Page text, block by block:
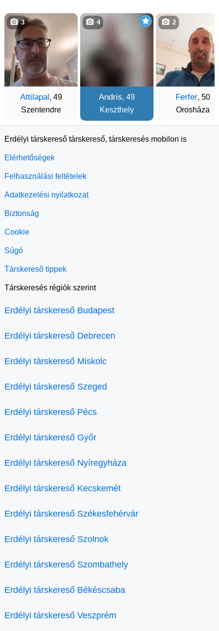
Attilapal, 49
Szentendre
3
Andris, 49
Keszthely
4
Ferfer, 50
Orosháza
2
Erdélyi társkereső társkereső, társkeresés mobilon is
Elérhetőségek
Felhasználási feltételek
Adatkezelési nyilatkozat
Biztonság
Cookie
Súgó
Társkereső tippek
Társkeresés régiók szerint
Erdélyi társkereső Budapest
Erdélyi társkereső Debrecen
Erdélyi társkereső Miskolc
Erdélyi társkereső Szeged
Erdélyi társkereső Pécs
Erdélyi társkereső Győr
Erdélyi társkereső Nyíregyháza
Erdélyi társkereső Kecskemét
Erdélyi társkereső Székesfehérvár
Erdélyi társkereső Szolnok
Erdélyi társkereső Szombathely
Erdélyi társkereső Békéscsaba
Erdélyi társkereső Veszprém